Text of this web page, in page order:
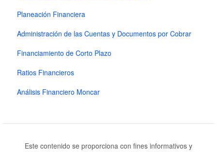
Planeación Financiera
Administración de las Cuentas y Documentos por Cobrar
Financiamiento de Corto Plazo
Ratios Financieros
Análisis Financiero Moncar
Este contenido se proporciona con fines informativos y